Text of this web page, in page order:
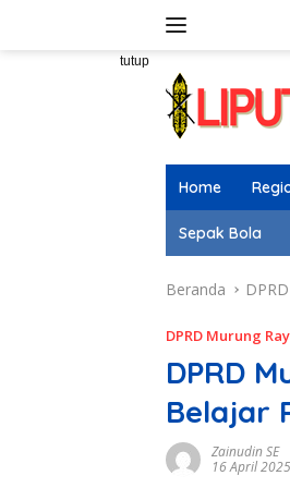
tutup
Home
Sepak Bola
Beranda
DPRD Murung
DPRD
Belajar
Zainudin SE
16 April 2025